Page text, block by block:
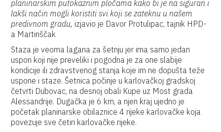
planinarskim putokaznim pločama kako bi je na siguran i
lakši način mogli koristiti svi koji se zateknu u našem
predivnom gradu, izjavio je Davor Protulipac, tajnik HPD-
a Martinščak
Staza je veoma lagana za šetnju jer ima samo jedan
uspon koji nije preveliki i pogodna je za one slabije
kondicije ili zdravstvenog stanja koje im ne dopušta teže
uspone i staze. Šetnica počinje u karlovačkoj gradskoj
četvrti Dubovac, na desnoj obali Kupe uz Most grada
Alessandrije. Dugačka je 6 km, a njen kraj ujedno je
početak planinarske obilaznice 4 rijeke karlovačke koja
povezuje sve četiri karlovačke rijeke.